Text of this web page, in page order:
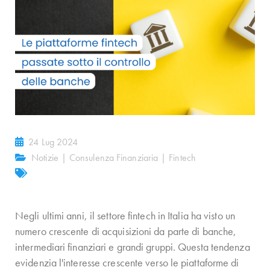
24 Lug 2024
Notizie | Consulenza Finanziaria | Fintech
Negli ultimi anni, il settore fintech in Italia ha visto un
numero crescente di acquisizioni da parte di banche,
intermediari finanziari e grandi gruppi. Questa tendenza
evidenzia l'interesse crescente verso le piattaforme di